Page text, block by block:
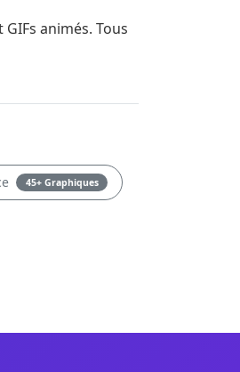
animés. Tous
45+ Graphiques